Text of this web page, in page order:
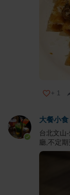
+ 1
大餐小食
台北文山
廳,不定